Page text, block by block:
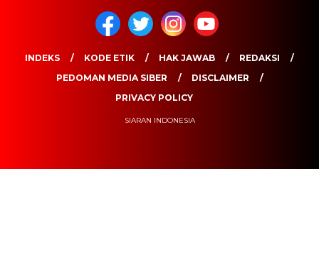
INDEKS KODE ETIK HAK JAWAB
REDAKSI
PEDOMAN MEDIA SIBER
DISCLAIMER
PRIVACY POLICY
SIARAN INDONESIA